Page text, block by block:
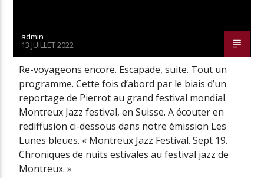
admin
13 JUILLET 2022
Re-voyageons encore. Escapade, suite. Tout un
programme. Cette fois d’abord par le biais d’un
reportage de Pierrot au grand festival mondial
Montreux Jazz festival, en Suisse. A écouter en
rediffusion ci-dessous dans notre émission Les
Lunes bleues. « Montreux Jazz Festival. Sept 19.
Chroniques de nuits estivales au festival jazz de
Montreux. »